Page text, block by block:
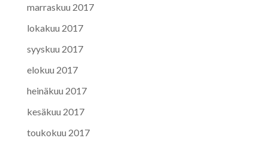
marraskuu 2017
lokakuu 2017
syyskuu 2017
elokuu 2017
heinäkuu 2017
kesäkuu 2017
toukokuu 2017